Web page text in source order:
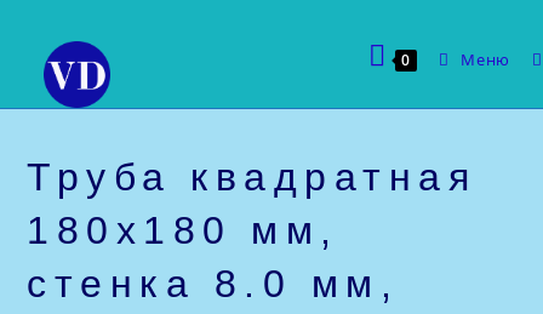
содержимому
0 Меню
Труба квадратная
180х180 мм,
стенка 8.0 мм,